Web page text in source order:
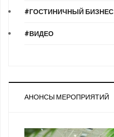
#ГОСТИНИЧНЫЙ БИЗНЕС
#ВИДЕО
АНОНСЫ МЕРОПРИЯТИЙ